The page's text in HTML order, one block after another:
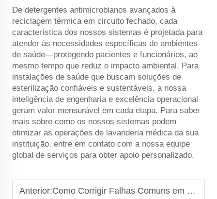
De detergentes antimicrobianos avançados à
reciclagem térmica em circuito fechado, cada
característica dos nossos sistemas é projetada para
atender às necessidades específicas de ambientes
de saúde—protegendo pacientes e funcionários, ao
mesmo tempo que reduz o impacto ambiental. Para
instalações de saúde que buscam soluções de
esterilização confiáveis e sustentáveis, a nossa
inteligência de engenharia e excelência operacional
geram valor mensurável em cada etapa. Para saber
mais sobre como os nossos sistemas podem
otimizar as operações de lavanderia médica da sua
instituição, entre em contato com a nossa equipe
global de serviços para obter apoio personalizado.
Anterior:Como Corrigir Falhas Comuns em Lavadoras-Extratoras Industriais de Hotéis?